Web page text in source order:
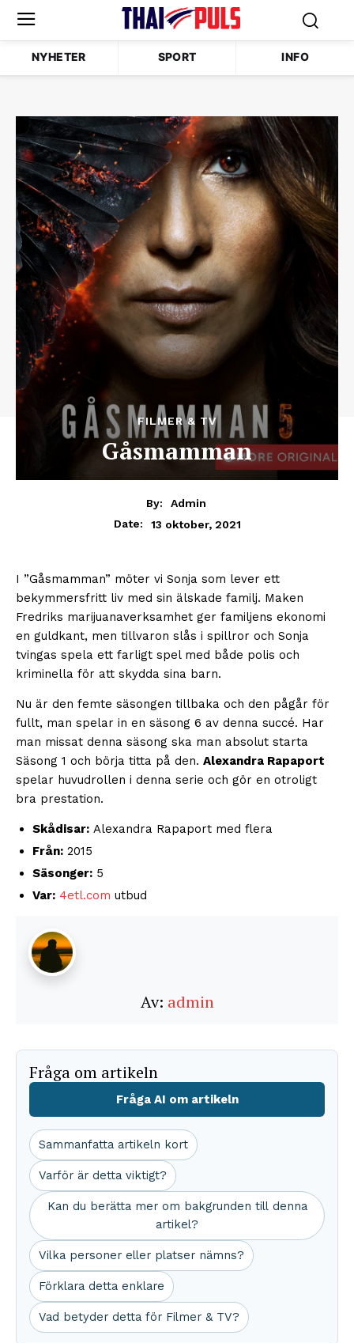
NYHETER SPORT INFO
FILMER & TV
Gåsmamman
By:
Admin
Date:
13 oktober, 2021
I ”Gåsmamman” möter vi Sonja som lever ett
bekymmersfritt liv med sin älskade familj. Maken
Fredriks marijuanaverksamhet ger familjens ekonomi
en guldkant, men tillvaron slås i spillror och Sonja
tvingas spela ett farligt spel med både polis och
kriminella för att skydda sina barn.
Nu är den femte säsongen tillbaka och den pågår för
fullt, man spelar in en säsong 6 av denna succé. Har
man missat denna säsong ska man absolut starta
Säsong 1 och börja titta på den. Alexandra Rapaport
spelar huvudrollen i denna serie och gör en otroligt
bra prestation.
Skådisar: Alexandra Rapaport med flera
Från: 2015
Säsonger: 5
Var: 4etl.com utbud
Av: admin
Fråga om artikeln
Fråga AI om artikeln
Sammanfatta artikeln kort
Varför är detta viktigt?
Kan du berätta mer om bakgrunden till denna
artikel?
Vilka personer eller platser nämns?
Förklara detta enklare
Vad betyder detta för Filmer & TV?